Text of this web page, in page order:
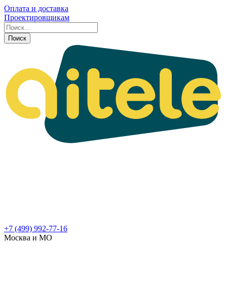
Оплата и доставка
Проектировщикам
Поиск
+7 (499) 992-77-16
Москва и МО